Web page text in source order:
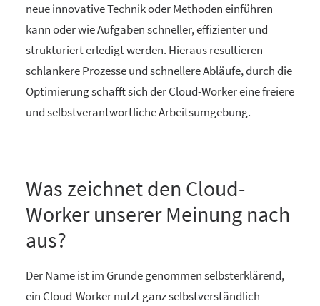
neue innovative Technik oder Methoden einführen
kann oder wie Aufgaben schneller, effizienter und
strukturiert erledigt werden. Hieraus resultieren
schlankere Prozesse und schnellere Abläufe, durch die
Optimierung schafft sich der Cloud-Worker eine freiere
und selbstverantwortliche Arbeitsumgebung.
Was zeichnet den Cloud-
Worker unserer Meinung nach
aus?
Der Name ist im Grunde genommen selbsterklärend,
ein Cloud-Worker nutzt ganz selbstverständlich